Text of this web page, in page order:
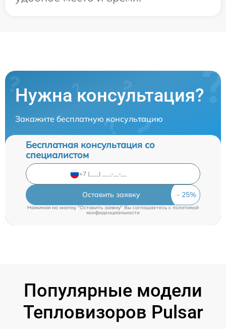
Нужна консультация?
Закажите бесплатную консультацию
Бесплатная консультация со
специалистом
Оставить заявку
Нажимая на кнопку "Оставить заявку" Вы соглашаетесь cполитикой
конфиденциальности
Популярные модели
Тепловизоров Pulsar